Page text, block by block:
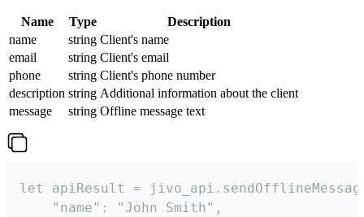
Name Type
Description
name
string Client's name
email
string Client's email
phone
string Client's phone number
description string Additional information about the client
message
string Offline message text
let apiResult =
    "name": "John Smith",